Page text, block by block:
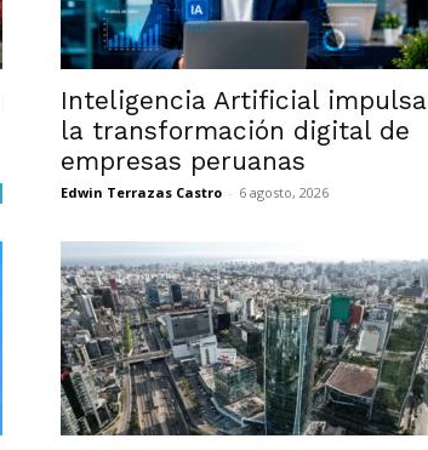
Inteligencia Artificial impulsa
la transformación digital de
empresas peruanas
Edwin Terrazas Castro - 6 agosto, 2026